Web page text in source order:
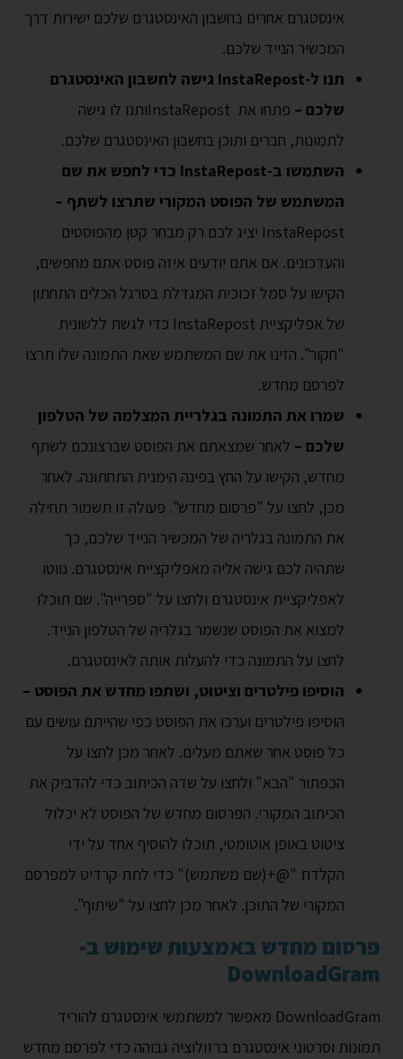
אינסטגרם אחרים בחשבון האינסטגרם שלכם ישירות דרך
המכשיר הנייד שלכם.
תנו ל-InstaRepost גישה לחשבון האינסטגרם
שלכם –
פתחו את InstaRepostותנו לו גישה
לתמונות, חברים ותוכן בחשבון האינסטגרם שלכם.
השתמשו ב-InstaRepost כדי לחפש את שם
המשתמש של הפוסט המקורי שתרצו לשתף –
InstaRepost יציג לכם רק מבחר קטן מהפוסטים
והעדכונים. אם אתם יודעים איזה פוסט אתם מחפשים,
הקישו על סמל זכוכית המגדלת בסרגל הכלים התחתון
של אפליקציית InstaRepost כדי לגשת ללשונית
"חקור". הזינו את שם המשתמש שאת התמונה שלו תרצו
לפרסם מחדש.
שמרו את התמונה בגלריית המצלמה של הטלפון
שלכם – לאחר שמצאתם את הפוסט שברצונכם לשתף
מחדש, הקישו על החץ בפינה הימנית התחתונה. לאחר
מכן, לחצו על "פרסום מחדש". פעולה זו תשמור תחילה
את התמונה בגלריה של המכשיר הנייד שלכם, כך
שתהיה לכם גישה אליה מאפליקציית אינסטגרם. נווטו
לאפליקציית אינסטגרם ולחצו על "ספרייה". שם תוכלו
למצוא את הפוסט שנשמר בגלריה של הטלפון הנייד.
לחצו על התמונה כדי להעלות אותה לאינסטגרם.
הוסיפו פילטרים וציטוט, ושתפו מחדש את הפוסט –
הוסיפו פילטרים וערכו את הפוסט כפי שהייתם עושים עם
כל פוסט אחר שאתם מעלים. לאחר מכן לחצו על
הכפתור "הבא" ולחצו על שדה הכיתוב כדי להדביק את
הכיתוב המקורי. הפרסום מחדש של הפוסט לא יכלול
ציטוט באופן אוטומטי, תוכלו להוסיף אחד על ידי
הקלדת "@+(שם משתמש)" כדי לתת קרדיט למפרסם
המקורי של התוכן. לאחר מכן לחצו על "שיתוף".
פרסום מחדש באמצעות שימוש ב-
DownloadGram
DownloadGram מאפשר למשתמשי אינסטגרם להוריד
תמונות וסרטוני אינסטגרם ברזולוציה גבוהה כדי לפרסם מחדש